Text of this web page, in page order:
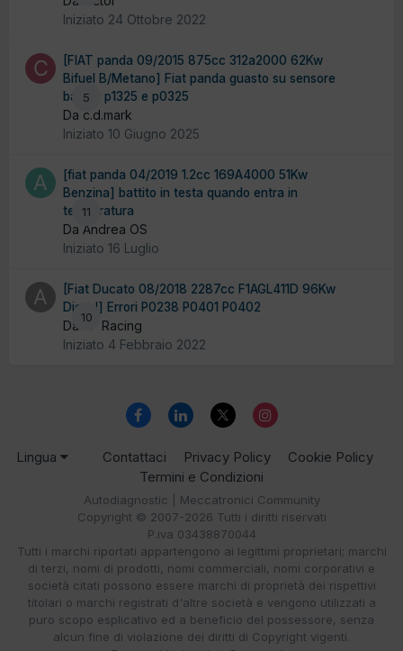
Iniziato 24 Ottobre 2022
5
[FIAT panda 09/2015 875cc 312a2000 62Kw
Bifuel B/Metano] Fiat panda guasto su sensore
battito p1325 e p0325
Da c.d.mark
Iniziato 10 Giugno 2025
11
[fiat panda 04/2019 1.2cc 169A4000 51Kw
Benzina] battito in testa quando entra in
temperatura
Da Andrea OS
Iniziato 16 Luglio
10
[Fiat Ducato 08/2018 2287cc F1AGL411D 96Kw
Diesel] Errori P0238 P0401 P0402
Da AF Racing
Iniziato 4 Febbraio 2022
Lingua Contattaci Privacy Policy
Cookie Policy
Termini e Condizioni
Autodiagnostic | Meccatronici Community
Copyright © 2007-2026 Tutti i diritti riservati
P.iva 03438870044
Tutti i marchi riportati appartengono ai legittimi proprietari; marchi
di terzi, nomi di prodotti, nomi commerciali, nomi corporativi e
società citati possono essere marchi di proprietà dei rispettivi
titolari o marchi registrati d'altre società e vengono utilizzati a
puro scopo esplicativo ed a beneficio del possessore, senza
alcun fine di violazione dei diritti di Copyright vigenti.